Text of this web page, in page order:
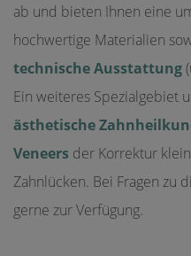
ab und bieten Ihnen eine
hochwertige Materialien
technische Ausstattung
Ein weiteres Spezialgebiet
ästhetische
Veneers der Korrektur
Zahnlücken. Bei Fragen zu
gerne zur Verfügung.